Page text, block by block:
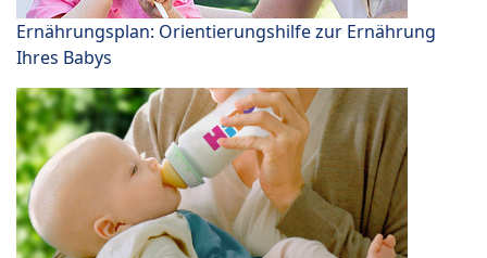
Ernährungsplan: Orientierungshilfe zur Ernährung
Ihres Babys